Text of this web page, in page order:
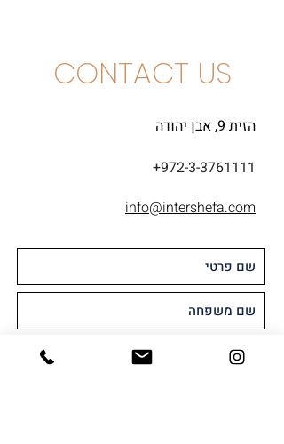
CONTACT US
הזית 9, אבן יהודה
+972-3-3761111
info@intershefa.com